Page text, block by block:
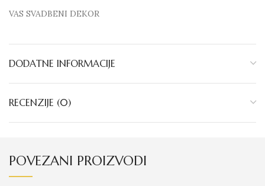
VAS SVADBENI DEKOR
DODATNE INFORMACIJE
RECENZIJE (0)
POVEZANI PROIZVODI